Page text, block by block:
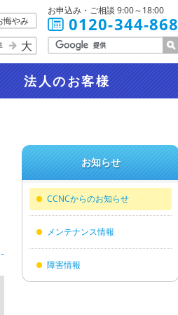
悔やみ
大
お申込み・ご相談 9:00～18:00
0120-344-868
法人のお客様
お知らせ
CCNCからのお知らせ
メンテナンス情報
障害情報